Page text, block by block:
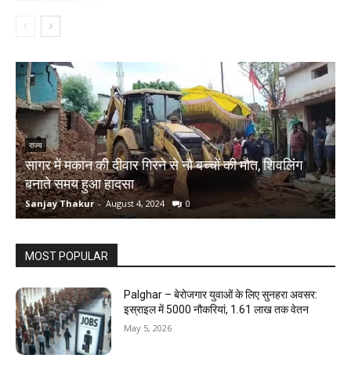
राज्य
सागर में मकान की दीवार गिरने से नौ बच्चों की मौत, शिवलिंग
बनाते समय हुआ हादसा
Sanjay Thakur - August 4, 2024 0
MOST POPULAR
Palghar – बेरोजगार युवाओं के लिए सुनहरा अवसर:
इस्राइल में 5000 नौकरियां, ₹1.61 लाख तक वेतन
May 5, 2026